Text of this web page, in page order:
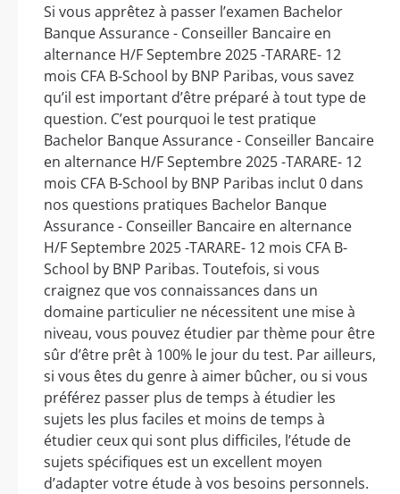
Si vous apprêtez à passer l’examen Bachelor
Banque Assurance - Conseiller Bancaire en
alternance H/F Septembre 2025 -TARARE- 12
mois CFA B-School by BNP Paribas, vous savez
qu’il est important d’être préparé à tout type de
question. C’est pourquoi le test pratique
Bachelor Banque Assurance - Conseiller Bancaire
en alternance H/F Septembre 2025 -TARARE- 12
mois CFA B-School by BNP Paribas inclut 0 dans
nos questions pratiques Bachelor Banque
Assurance - Conseiller Bancaire en alternance
H/F Septembre 2025 -TARARE- 12 mois CFA B-
School by BNP Paribas. Toutefois, si vous
craignez que vos connaissances dans un
domaine particulier ne nécessitent une mise à
niveau, vous pouvez étudier par thème pour être
sûr d’être prêt à 100% le jour du test. Par ailleurs,
si vous êtes du genre à aimer bûcher, ou si vous
préférez passer plus de temps à étudier les
sujets les plus faciles et moins de temps à
étudier ceux qui sont plus difficiles, l’étude de
sujets spécifiques est un excellent moyen
d’adapter votre étude à vos besoins personnels.